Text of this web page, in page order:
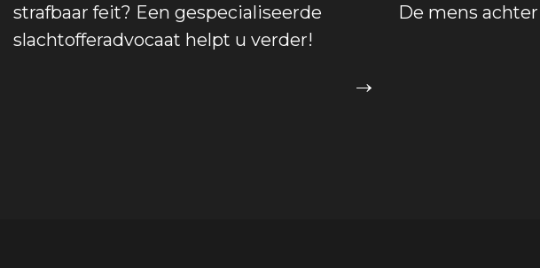
strafbaar feit? Een gespecialiseerde
slachtofferadvocaat helpt u verder!
De mens